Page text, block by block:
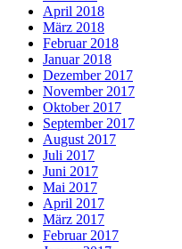
April 2018
März 2018
Februar 2018
Januar 2018
Dezember 2017
November 2017
Oktober 2017
September 2017
August 2017
Juli 2017
Juni 2017
Mai 2017
April 2017
März 2017
Februar 2017